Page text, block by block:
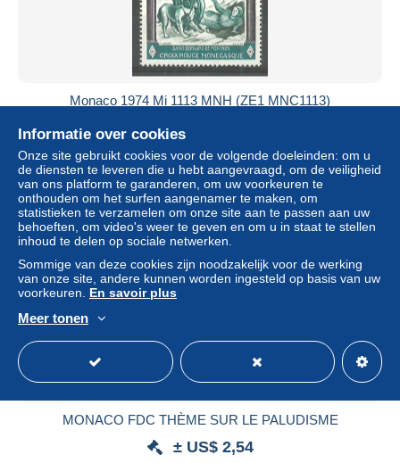
Monaco 1974 Mi 1113 MNH (ZE1 MNC1113)
± US$ 1,05
Statuut Professioneel handelaar
Nieuw
MONACO FDC THÈME SUR LE PALUDISME
± US$ 2,54
Informatie over cookies
Onze site gebruikt cookies voor de volgende doeleinden: om u
de diensten te leveren die u hebt aangevraagd, om de veiligheid
van ons platform te garanderen, om uw voorkeuren te
onthouden om het surfen aangenamer te maken, om
statistieken te verzamelen om onze site aan te passen aan uw
behoeften, om video's weer te geven en om u in staat te stellen
inhoud te delen op sociale netwerken.
Sommige van deze cookies zijn noodzakelijk voor de werking
van onze site, andere kunnen worden ingesteld op basis van uw
voorkeuren. En savoir plus
Meer tonen